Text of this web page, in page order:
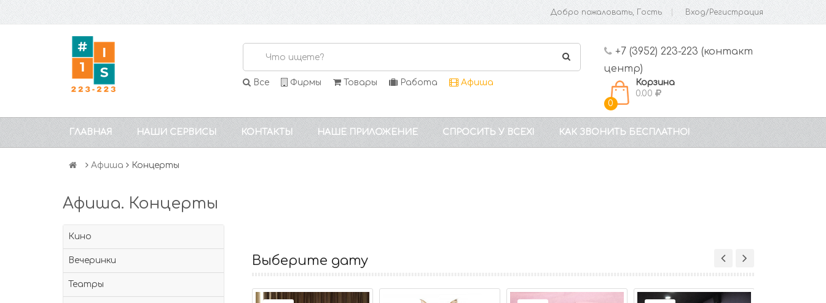
Добро пожаловать, Гость Вход/Регистрация
Все Фирмы Товары Работа Афиша
+7 (3952) 223-223 (контакт
центр)
0
Корзина
0.00
ГЛАВНАЯ НАШИ СЕРВИСЫ КОНТАКТЫ НАШЕ ПРИЛОЖЕНИЕ СПРОСИТЬ У ВСЕХ! КАК ЗВОНИТЬ БЕСПЛАТНО!
Афиша Концерты
Афиша. Концерты
Кино
Вечеринки
Театры
Выберите дату